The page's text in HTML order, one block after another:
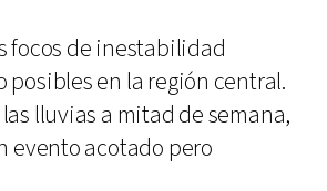
focos de inestabilidad
posibles en la región central.
lluvias a mitad de semana,
evento acotado pero